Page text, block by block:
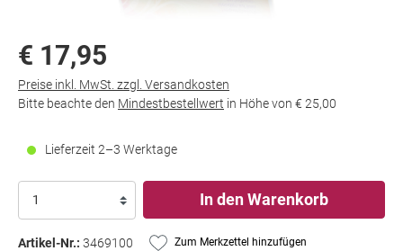
€ 17,95
Preise inkl. MwSt. zzgl. Versandkosten
Bitte beachte den Mindestbestellwert in Höhe von € 25,00
Lieferzeit 2–3 Werktage
In den Warenkorb
Artikel-Nr.: 3469100 Zum Merkzettel hinzufügen